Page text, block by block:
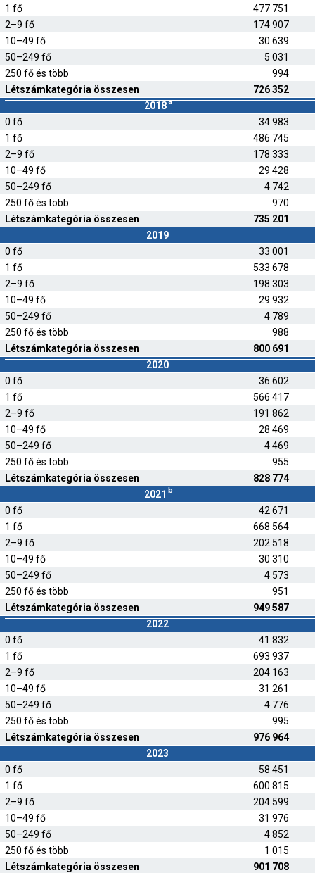
1 fő
477 751
2–9 fő
174 907
10–49 fő
30 639
50–249 fő
5 031
250 fő és több
994
Létszámkategória összesen
726 352
2018a
0 fő
34 983
1 fő
486 745
2–9 fő
178 333
10–49 fő
29 428
50–249 fő
4 742
250 fő és több
970
Létszámkategória összesen
735 201
2019
0 fő
33 001
1 fő
533 678
2–9 fő
198 303
10–49 fő
29 932
50–249 fő
4 789
250 fő és több
988
Létszámkategória összesen
800 691
2020
0 fő
36 602
1 fő
566 417
2–9 fő
191 862
10–49 fő
28 469
50–249 fő
4 469
250 fő és több
955
Létszámkategória összesen
828 774
2021 b
0 fő
42 671
1 fő
668 564
2–9 fő
202 518
10–49 fő
30 310
50–249 fő
4 573
250 fő és több
951
Létszámkategória összesen
949 587
2022
0 fő
41 832
1 fő
693 937
2–9 fő
204 163
10–49 fő
31 261
50–249 fő
4 776
250 fő és több
995
Létszámkategória összesen
976 964
2023
0 fő
58 451
1 fő
600 815
2–9 fő
204 599
10–49 fő
31 976
50–249 fő
4 852
250 fő és több
1 015
Létszámkategória összesen
901 708